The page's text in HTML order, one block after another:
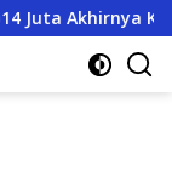
Kembali